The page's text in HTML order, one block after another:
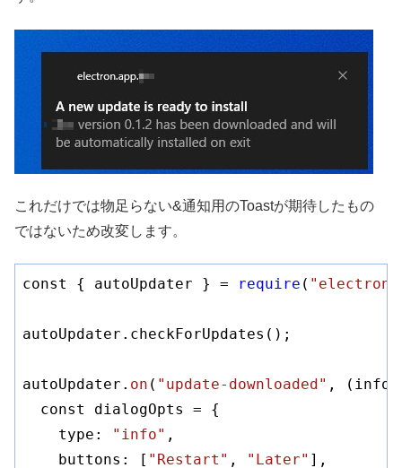
これだけでは物足らない&通知用のToastが期待したもの
ではないため改変します。
const { autoUpdater } = require ( "electron-
autoUpdater.checkForUpdates();
autoUpdater. on ( "update-downloaded" , (info)
  const dialogOpts = {
    type:
"info" ,
    buttons: [
"Restart" , "Later" ],